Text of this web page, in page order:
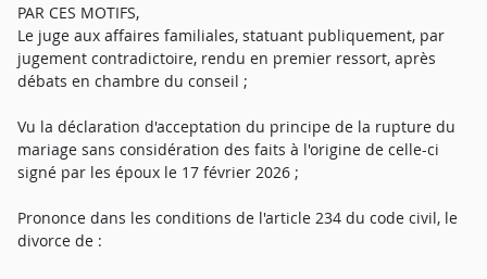
PAR CES MOTIFS,
Le juge aux affaires familiales, statuant publiquement, par
jugement contradictoire, rendu en premier ressort, après
débats en chambre du conseil ;
Vu la déclaration d'acceptation du principe de la rupture du
mariage sans considération des faits à l'origine de celle-ci
signé par les époux le 17 février 2026 ;
Prononce dans les conditions de l'article 234 du code civil, le
divorce de :